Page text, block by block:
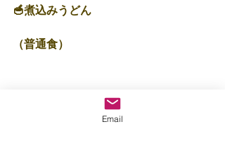
🥣煮込みうどん
（普通食）
Email